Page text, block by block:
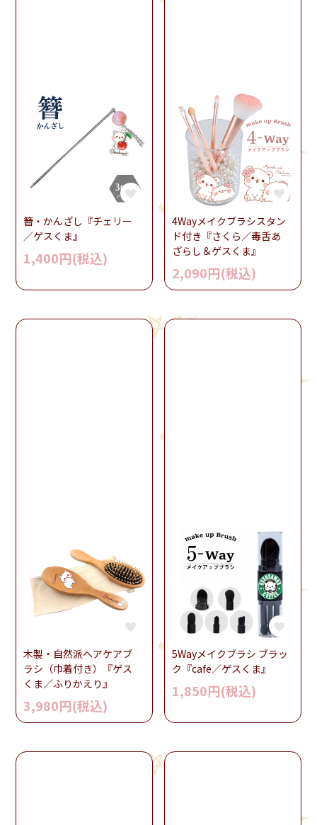
簪・かんざし『チェリー
／ゲスくま』
1,400円(税込)
4Wayメイクブラシスタン
ド付き『さくら／毒舌あ
ざらし＆ゲスくま』
2,090円(税込)
木製・自然派ヘアケアブ
ラシ（巾着付き）『ゲス
くま／ふりかえり』
3,980円(税込)
5Wayメイクブラシ ブラッ
ク『cafe／ゲスくま』
1,850円(税込)